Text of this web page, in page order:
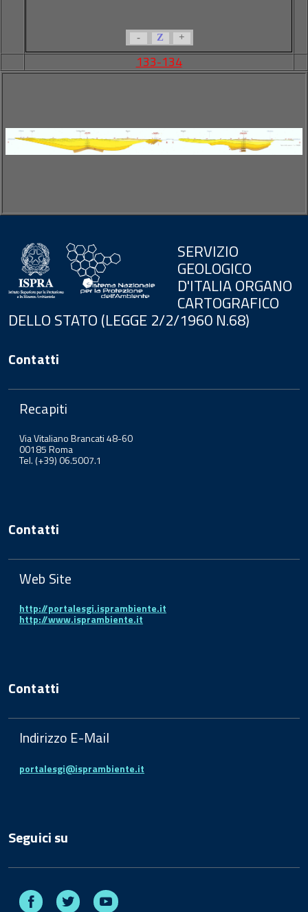
- Z +
133-134
SERVIZIO
GEOLOGICO
D'ITALIA ORGANO
CARTOGRAFICO
DELLO STATO (LEGGE 2/2/1960 N.68)
Contatti
Recapiti
Via Vitaliano Brancati 48-60
00185 Roma
Tel. (+39) 06.5007.1
Contatti
Web Site
http://portalesgi.isprambiente.it
http://www.isprambiente.it
Contatti
Indirizzo E-Mail
portalesgi@isprambiente.it
Seguici su
Facebook Twitter